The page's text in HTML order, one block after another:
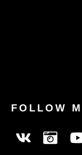
FOLLOW